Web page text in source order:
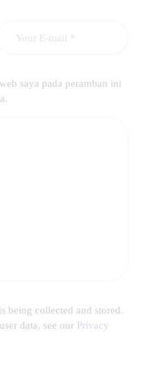
saya pada peramban ini
being collected and stored.
data, see our Privacy